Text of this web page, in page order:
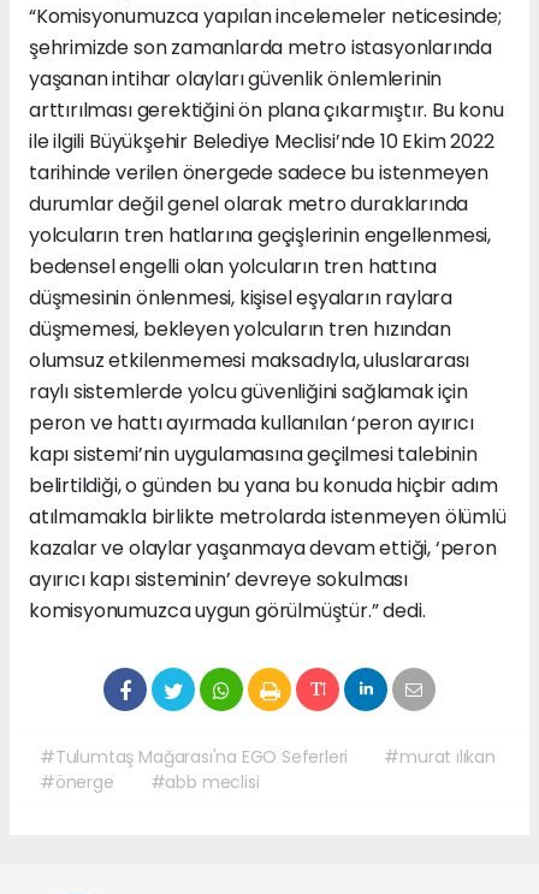
“Komisyonumuzca yapılan incelemeler neticesinde;
şehrimizde son zamanlarda metro istasyonlarında
yaşanan intihar olayları güvenlik önlemlerinin
arttırılması gerektiğini ön plana çıkarmıştır. Bu konu
ile ilgili Büyükşehir Belediye Meclisi’nde 10 Ekim 2022
tarihinde verilen önergede sadece bu istenmeyen
durumlar değil genel olarak metro duraklarında
yolcuların tren hatlarına geçişlerinin engellenmesi,
bedensel engelli olan yolcuların tren hattına
düşmesinin önlenmesi, kişisel eşyaların raylara
düşmemesi, bekleyen yolcuların tren hızından
olumsuz etkilenmemesi maksadıyla, uluslararası
raylı sistemlerde yolcu güvenliğini sağlamak için
peron ve hattı ayırmada kullanılan ‘peron ayırıcı
kapı sistemi’nin uygulamasına geçilmesi talebinin
belirtildiği, o günden bu yana bu konuda hiçbir adım
atılmamakla birlikte metrolarda istenmeyen ölümlü
kazalar ve olaylar yaşanmaya devam ettiği, ‘peron
ayırıcı kapı sisteminin’ devreye sokulması
komisyonumuzca uygun görülmüştür.” dedi.
#Tulumtaş Mağarası'na EGO Seferleri
#murat ılıkan
#önerge
#abb meclisi